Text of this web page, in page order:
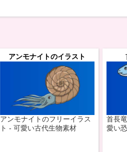
アンモナイトのイラスト
アンモナイトのフリーイラス
ト - 可愛い古代生物素材
首長
愛い